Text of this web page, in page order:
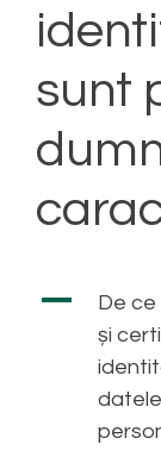
sunt
A
De
și